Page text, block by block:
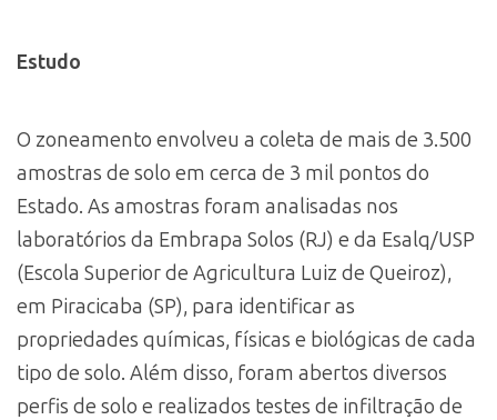
Estudo
O zoneamento envolveu a coleta de mais de 3.500
amostras de solo em cerca de 3 mil pontos do
Estado. As amostras foram analisadas nos
laboratórios da Embrapa Solos (RJ) e da Esalq/USP
(Escola Superior de Agricultura Luiz de Queiroz),
em Piracicaba (SP), para identificar as
propriedades químicas, físicas e biológicas de cada
tipo de solo. Além disso, foram abertos diversos
perfis de solo e realizados testes de infiltração de